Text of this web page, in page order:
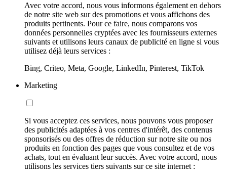
Avec votre accord, nous vous informons également en dehors
de notre site web sur des promotions et vous affichons des
produits pertinents. Pour ce faire, nous comparons vos
données personnelles cryptées avec les fournisseurs externes
suivants et utilisons leurs canaux de publicité en ligne si vous
utilisez déjà leurs services :
Bing, Criteo, Meta, Google, LinkedIn, Pinterest, TikTok
Marketing
Si vous acceptez ces services, nous pouvons vous proposer
des publicités adaptées à vos centres d'intérêt, des contenus
sponsorisés ou des offres de réduction sur notre site ou nos
produits en fonction des pages que vous consultez et de vos
achats, tout en évaluant leur succès. Avec votre accord, nous
utilisons les services tiers suivants sur ce site internet :